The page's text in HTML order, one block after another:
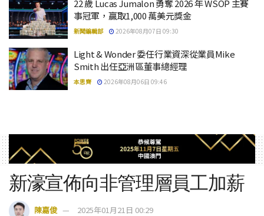
22 歲 Lucas Jumalon 勇奪 2026 年 WSOP 主賽
事冠軍，贏取1,000 萬美元獎金
新聞編輯部 2026年08月07日 09:30
Light & Wonder 委任行業資深從業員Mike
Smith 出任亞洲區董事總經理
本思齊 2026年08月06日 09:46
新濠宣佈向非管理層員工加薪
陳嘉俊 2025年01月21日 00:29